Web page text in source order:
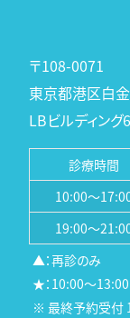
〒108-0071
東京都港区白
LBビルディング
診療時間
10:00～
19:00～
▲：再診のみ
★：10:00～13:00
※ 最終予約受付